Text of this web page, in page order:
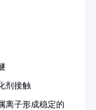
剂接触
离子形成稳定的